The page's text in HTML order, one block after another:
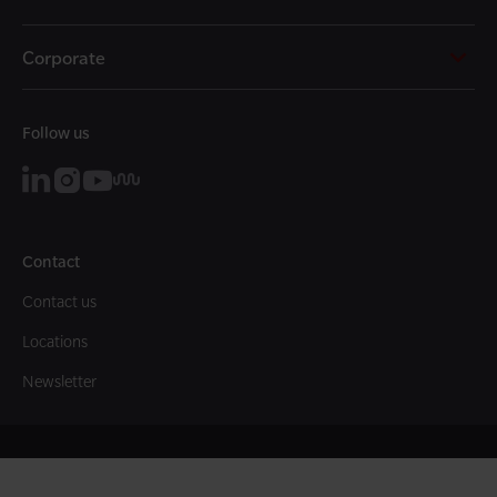
Corporate
Follow us
Contact
Contact us
Locations
Newsletter